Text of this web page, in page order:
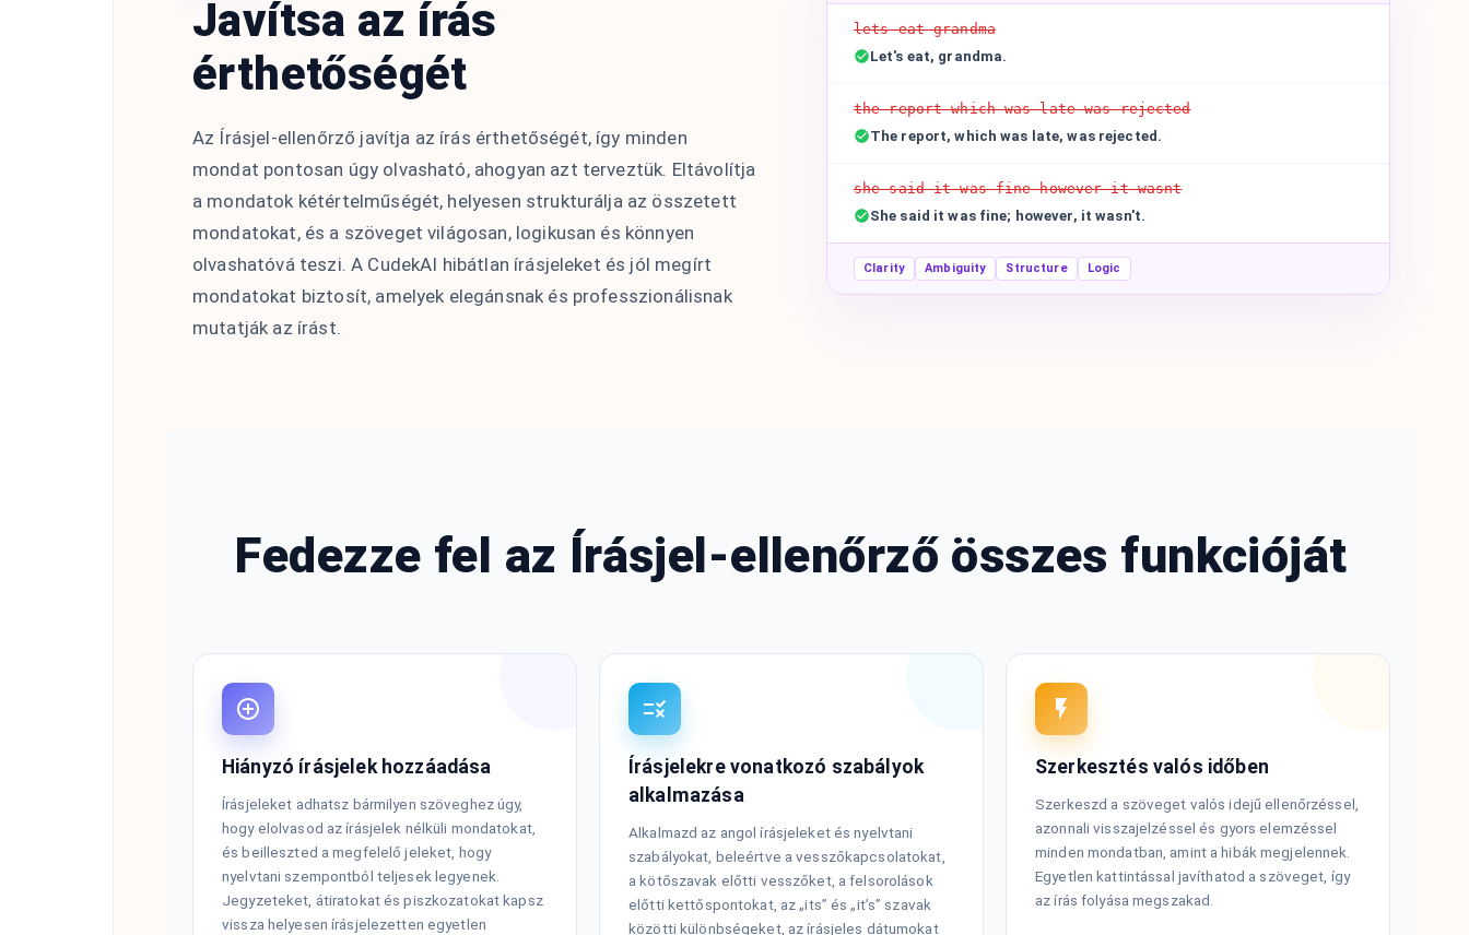
Javítsa az írás
érthetőségét
Az Írásjel-ellenőrző javítja az írás érthetőségét, így minden
mondat pontosan úgy olvasható, ahogyan azt terveztük. Eltávolítja
a mondatok kétértelműségét, helyesen strukturálja az összetett
mondatokat, és a szöveget világosan, logikusan és könnyen
olvashatóvá teszi. A CudekAI hibátlan írásjeleket és jól megírt
mondatokat biztosít, amelyek elegánsnak és professzionálisnak
mutatják az írást.
lets eat grandma
Let's eat, grandma.
the report which was late was rejected
The report, which was late, was rejected.
she said it was fine however it wasnt
She said it was fine; however, it wasn't.
Clarity Ambiguity Structure Logic
Fedezze fel az Írásjel-ellenőrző összes funkcióját
Hiányzó írásjelek hozzáadása
Írásjeleket adhatsz bármilyen szöveghez úgy,
hogy elolvasod az írásjelek nélküli mondatokat,
és beilleszted a megfelelő jeleket, hogy
nyelvtani szempontból teljesek legyenek.
Jegyzeteket, átiratokat és piszkozatokat kapsz
vissza helyesen írásjelezetten egyetlen
Írásjelekre vonatkozó szabályok
alkalmazása
Alkalmazd az angol írásjeleket és nyelvtani
szabályokat, beleértve a vesszőkapcsolatokat,
a kötőszavak előtti vesszőket, a felsorolások
előtti kettőspontokat, az „its” és „it’s” szavak
közötti különbségeket, az írásjeles dátumokat
Szerkesztés valós időben
Szerkeszd a szöveget valós idejű ellenőrzéssel,
azonnali visszajelzéssel és gyors elemzéssel
minden mondatban, amint a hibák megjelennek.
Egyetlen kattintással javíthatod a szöveget, így
az írás folyása megszakad.